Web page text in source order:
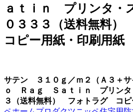
ａｔｉｎ プリンタ・
０３３３（送料無料
コピー用紙・印刷用紙
サテン ３１０ｇ／ｍ２（Ａ３＋サ
ｏ Ｒａｇ Ｓａｔｉｎ プリンタ
３（送料無料） フォトラグ コピ